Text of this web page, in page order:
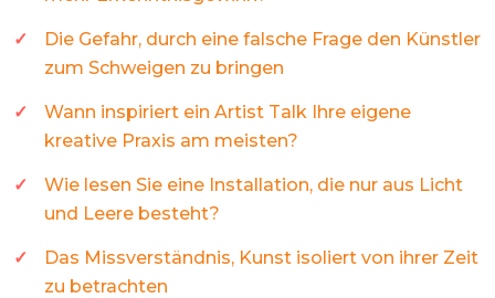
Die Gefahr, durch eine falsche Frage den Künstler
zum Schweigen zu bringen
Wann inspiriert ein Artist Talk Ihre eigene
kreative Praxis am meisten?
Wie lesen Sie eine Installation, die nur aus Licht
und Leere besteht?
Das Missverständnis, Kunst isoliert von ihrer Zeit
zu betrachten